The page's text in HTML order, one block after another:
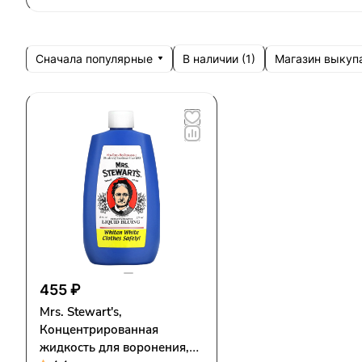
Сначала популярные В наличии (1) Магазин
455 ₽
Mrs. Stewart's,
Концентрированная
жидкость для воронения,